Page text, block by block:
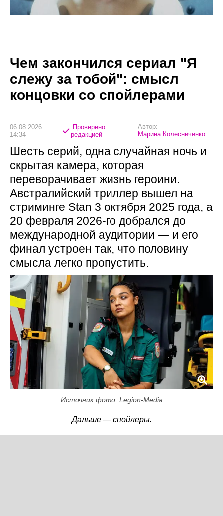
Чем закончился сериал "Я
слежу за тобой": смысл
концовки со спойлерами
06.08.2026
14:34
Проверено
редакцией
Автор:
Марина Колесниченко
Шесть серий, одна случайная ночь и
скрытая камера, которая
переворачивает жизнь героини.
Австралийский триллер вышел на
стриминге Stan 3 октября 2025 года, а
20 февраля 2026-го добрался до
международной аудитории — и его
финал устроен так, что половину
смысла легко пропустить.
Источник фото: Legion-Media
Дальше — спойлеры.